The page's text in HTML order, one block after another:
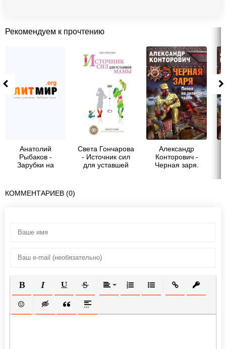
Рекомендуем к прочтению
Анатолий
Рыбаков -
Зарубки на
московское
интервью)
Света Гончарова
- Источник сил
для уставшей
Александр
Конторович -
Черная заря.
КОММЕНТАРИЕВ (0)
ПОЛУЖИРНЫЙ
КУРСИВПОДЧЕРКНУТЫЙ
ЗАЧЕРКНУТЫЙВЫРАВНИВАНИЕ
НУМЕРОВАННЫЙ СПИСОК
МАРКИРОВАННЫЙ
ВСТАВИТЬ
ВСТАВИТЬ СМАЙЛИК
ВСТАВКА СКРЫТОГО ТЕКСТА
ВСТАВКА ЦИТАТЫ
ВСТАВКА СПОЙЛЕРА